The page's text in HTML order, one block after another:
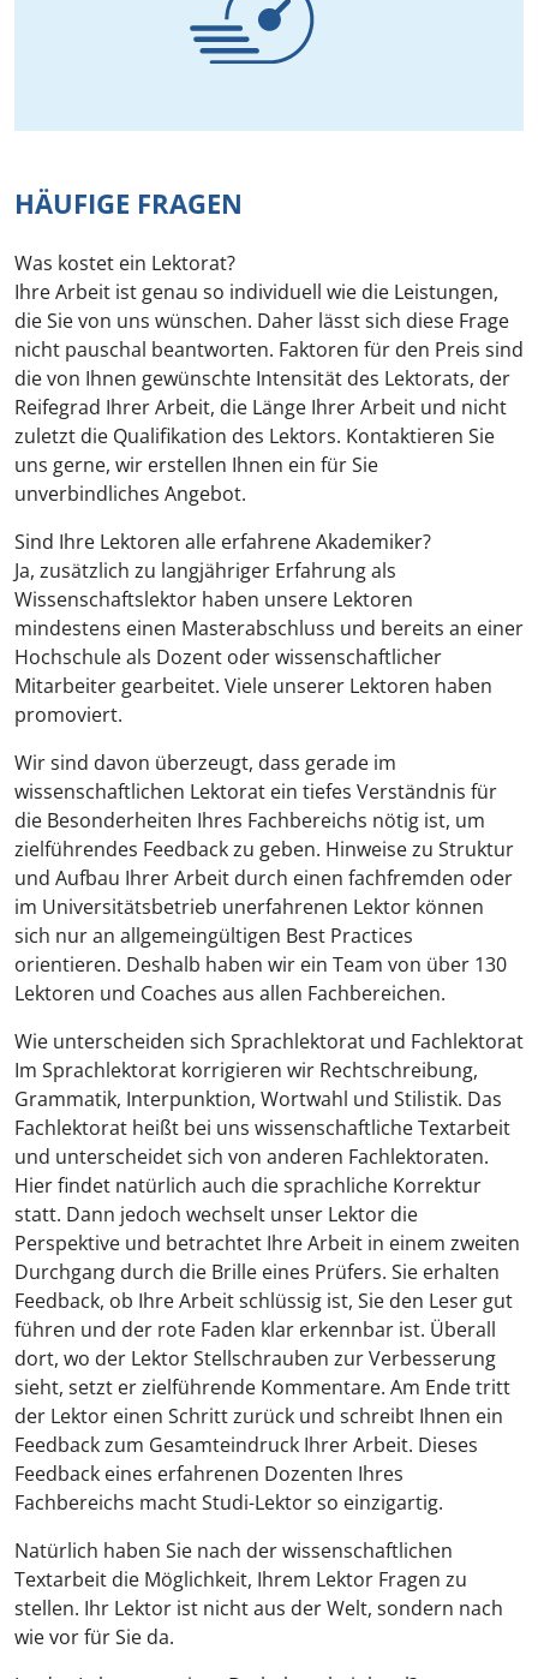
HÄUFIGE FRAGEN
Was kostet ein Lektorat?
Ihre Arbeit ist genau so individuell wie die Leistungen,
die Sie von uns wünschen. Daher lässt sich diese Frage
nicht pauschal beantworten. Faktoren für den Preis sind
die von Ihnen gewünschte Intensität des Lektorats, der
Reifegrad Ihrer Arbeit, die Länge Ihrer Arbeit und nicht
zuletzt die Qualifikation des Lektors. Kontaktieren Sie
uns gerne, wir erstellen Ihnen ein für Sie
unverbindliches Angebot.
Sind Ihre Lektoren alle erfahrene Akademiker?
Ja, zusätzlich zu langjähriger Erfahrung als
Wissenschaftslektor haben unsere Lektoren
mindestens einen Masterabschluss und bereits an einer
Hochschule als Dozent oder wissenschaftlicher
Mitarbeiter gearbeitet. Viele unserer Lektoren haben
promoviert.
Wir sind davon überzeugt, dass gerade im
wissenschaftlichen Lektorat ein tiefes Verständnis für
die Besonderheiten Ihres Fachbereichs nötig ist, um
zielführendes Feedback zu geben. Hinweise zu Struktur
und Aufbau Ihrer Arbeit durch einen fachfremden oder
im Universitätsbetrieb unerfahrenen Lektor können
sich nur an allgemeingültigen Best Practices
orientieren. Deshalb haben wir ein Team von über 130
Lektoren und Coaches aus allen Fachbereichen.
Wie unterscheiden sich Sprachlektorat und Fachlektorat
Im Sprachlektorat korrigieren wir Rechtschreibung,
Grammatik, Interpunktion, Wortwahl und Stilistik. Das
Fachlektorat heißt bei uns wissenschaftliche Textarbeit
und unterscheidet sich von anderen Fachlektoraten.
Hier findet natürlich auch die sprachliche Korrektur
statt. Dann jedoch wechselt unser Lektor die
Perspektive und betrachtet Ihre Arbeit in einem zweiten
Durchgang durch die Brille eines Prüfers. Sie erhalten
Feedback, ob Ihre Arbeit schlüssig ist, Sie den Leser gut
führen und der rote Faden klar erkennbar ist. Überall
dort, wo der Lektor Stellschrauben zur Verbesserung
sieht, setzt er zielführende Kommentare. Am Ende tritt
der Lektor einen Schritt zurück und schreibt Ihnen ein
Feedback zum Gesamteindruck Ihrer Arbeit. Dieses
Feedback eines erfahrenen Dozenten Ihres
Fachbereichs macht Studi-Lektor so einzigartig.
Natürlich haben Sie nach der wissenschaftlichen
Textarbeit die Möglichkeit, Ihrem Lektor Fragen zu
stellen. Ihr Lektor ist nicht aus der Welt, sondern nach
wie vor für Sie da.